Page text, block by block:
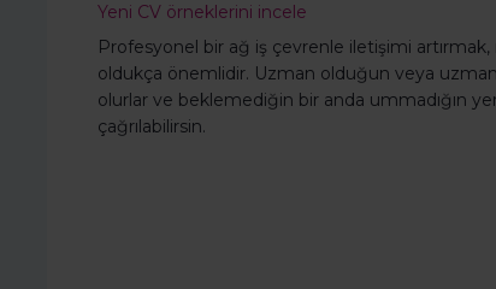
Yeni CV örneklerini incele
Profesyonel bir ağ iş çevrenle iletişimi
oldukça önemlidir. Uzman olduğun veya
olurlar ve beklemediğin bir anda ummadığın
çağrılabilirsin.